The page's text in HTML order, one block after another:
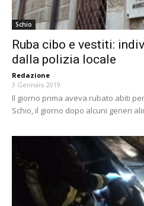
Schio
Ruba cibo e vestiti:
dalla polizia locale
Redazione -
3 Gennaio 2019
Il giorno prima aveva rubato abiti
Schio, il giorno dopo alcuni generi